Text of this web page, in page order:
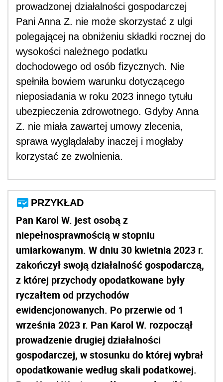
prowadzonej działalności gospodarczej
Pani Anna Z. nie może skorzystać z ulgi
polegającej na obniżeniu składki rocznej do
wysokości należnego podatku
dochodowego od osób fizycznych. Nie
spełniła bowiem warunku dotyczącego
nieposiadania w roku 2023 innego tytułu
ubezpieczenia zdrowotnego. Gdyby Anna
Z. nie miała zawartej umowy zlecenia,
sprawa wyglądałaby inaczej i mogłaby
korzystać ze zwolnienia.
PRZYKŁAD
Pan Karol W. jest osobą z
niepełnosprawnością w stopniu
umiarkowanym. W dniu 30 kwietnia 2023 r.
zakończył swoją działalność gospodarczą,
z której przychody opodatkowane były
ryczałtem od przychodów
ewidencjonowanych. Po przerwie od 1
września 2023 r. Pan Karol W. rozpoczął
prowadzenie drugiej działalności
gospodarczej, w stosunku do której wybrał
opodatkowanie według skali podatkowej.